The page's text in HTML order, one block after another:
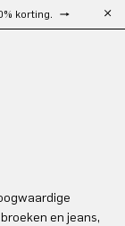
korting.
en jeans,